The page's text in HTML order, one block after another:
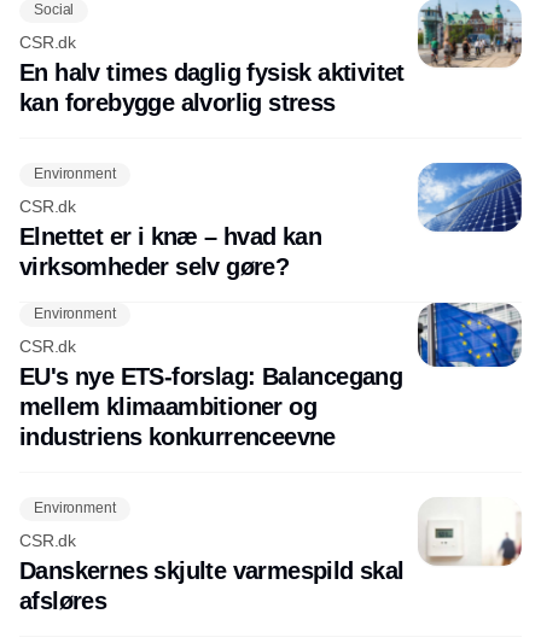
Social
CSR.dk
En halv times daglig fysisk aktivitet
kan forebygge alvorlig stress
Environment
CSR.dk
Elnettet er i knæ – hvad kan
virksomheder selv gøre?
Environment
CSR.dk
EU's nye ETS-forslag: Balancegang
mellem klimaambitioner og
industriens konkurrenceevne
Environment
CSR.dk
Danskernes skjulte varmespild skal
afsløres